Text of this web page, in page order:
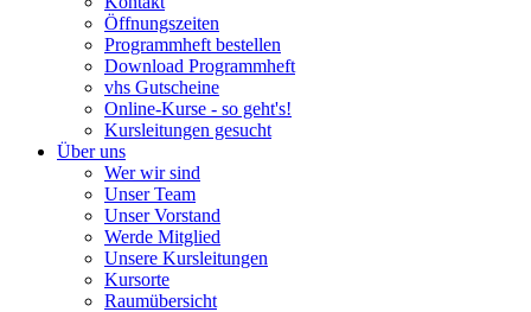
Öffnungszeiten
Programmheft bestellen
Download Programmheft
vhs Gutscheine
Online-Kurse - so geht's!
Kursleitungen gesucht
Über uns
Wer wir sind
Unser Team
Unser Vorstand
Werde Mitglied
Unsere Kursleitungen
Kursorte
Raumübersicht